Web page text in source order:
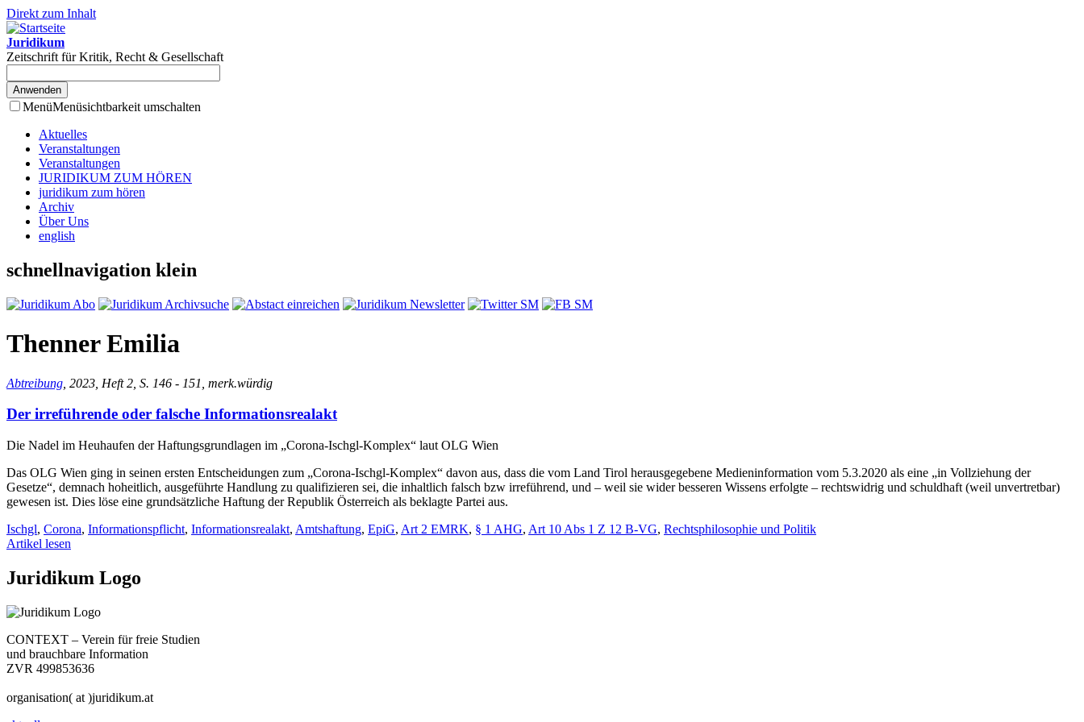
Direkt zum Inhalt
Juridikum
Zeitschrift für Kritik, Recht & Gesellschaft
MenüMenüsichtbarkeit umschalten
Aktuelles
Veranstaltungen
Veranstaltungen
JURIDIKUM ZUM HÖREN
juridikum zum hören
Archiv
Über Uns
english
schnellnavigation klein
Thenner Emilia
Abtreibung , 2023, Heft 2, S. 146 - 151, merk.würdig
Der irreführende oder falsche Informationsrealakt
Die Nadel im Heuhaufen der Haftungsgrundlagen im „Corona-Ischgl-Komplex“ laut OLG Wien
Das OLG Wien ging in seinen ersten Entscheidungen zum „Corona-Ischgl-Komplex“ davon aus, dass die vom Land Tirol herausgegebene Medieninformation vom 5.3.2020 als eine „in Vollziehung der
Gesetze“, demnach hoheitlich, ausgeführte Handlung zu qualifizieren sei, die inhaltlich falsch bzw irreführend, und – weil sie wider besseren Wissens erfolgte – rechtswidrig und schuldhaft (weil unvertretbar)
gewesen ist. Dies löse eine grundsätzliche Haftung der Republik Österreich als beklagte Partei aus.
Ischgl, Corona, Informationspflicht, Informationsrealakt, Amtshaftung, EpiG, Art 2 EMRK, § 1 AHG, Art 10 Abs 1 Z 12 B-VG, Rechtsphilosophie und Politik
Artikel lesen
Juridikum Logo
CONTEXT – Verein für freie Studien
und brauchbare Information
ZVR 499853636
organisation( at )juridikum.at